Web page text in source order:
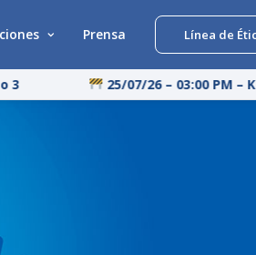
Prensa Línea de
25/07/26 – 03:00 PM –